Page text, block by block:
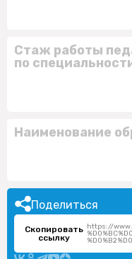
Стаж работы
по
Наименование
Поделиться
Скопировать
ссылку
https://